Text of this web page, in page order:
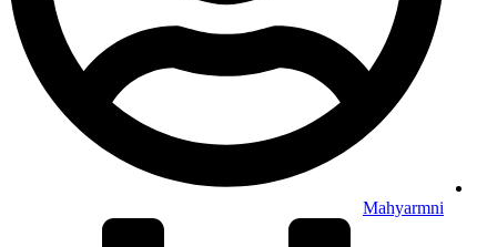
Mahyarmni